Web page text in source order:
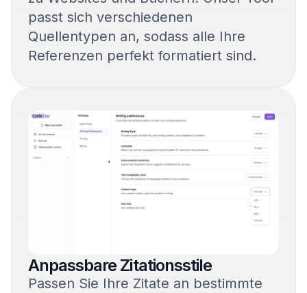
passt sich verschiedenen
Quellentypen an, sodass alle Ihre
Referenzen perfekt formatiert sind.
Anpassbare Zitationsstile
Passen Sie Ihre Zitate an bestimmte